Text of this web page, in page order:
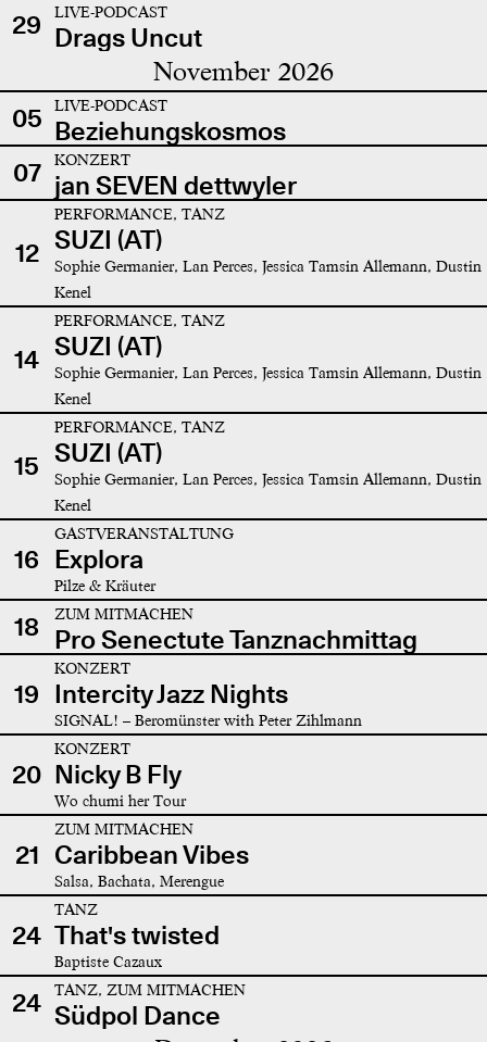
29
LIVE-PODCAST
Drags Uncut
November 2026
05 LIVE-PODCAST
Beziehungskosmos
07
KONZERT
jan SEVEN dettwyler
12
PERFORMANCE, TANZ
SUZI (AT)
Sophie Germanier, Lan Perces, Jessica Tamsin Allemann, Dustin
Kenel
14
PERFORMANCE, TANZ
SUZI (AT)
Sophie Germanier, Lan Perces, Jessica Tamsin Allemann, Dustin
Kenel
15
PERFORMANCE, TANZ
SUZI (AT)
Sophie Germanier, Lan Perces, Jessica Tamsin Allemann, Dustin
Kenel
16
GASTVERANSTALTUNG
Explora
Pilze & Kräuter
18 ZUM MITMACHEN
Pro Senectute Tanznachmittag
19
KONZERT
Intercity Jazz Nights
SIGNAL! – Beromünster with Peter Zihlmann
20
KONZERT
Nicky B Fly
Wo chumi her Tour
21
ZUM MITMACHEN
Caribbean Vibes
Salsa, Bachata, Merengue
24
TANZ
That's twisted
Baptiste Cazaux
24 TANZ, ZUM MITMACHEN
Südpol Dance